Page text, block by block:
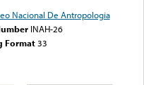
Nacional De Antropologia
INAH-26
Format33